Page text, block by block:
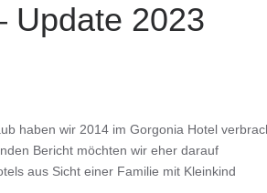
Update 2023
haben wir 2014 im Gorgonia Hotel
Bericht möchten wir eher darauf
aus Sicht einer Familie mit Kleinkind